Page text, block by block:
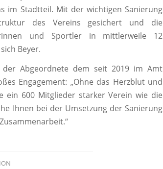
im Stadtteil. Mit der wichtigen Sanierung
des Vereins gesichert und die
und Sportler in mittlerweile 12
Beyer.
der Abgeordnete dem seit 2019 im Amt
Engagement: „Ohne das Herzblut und
ein 600 Mitglieder starker Verein wie die
Ihnen bei der Umsetzung der Sanierung